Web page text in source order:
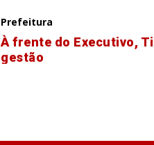
Prefeitura
À frente do Executivo,
gestão